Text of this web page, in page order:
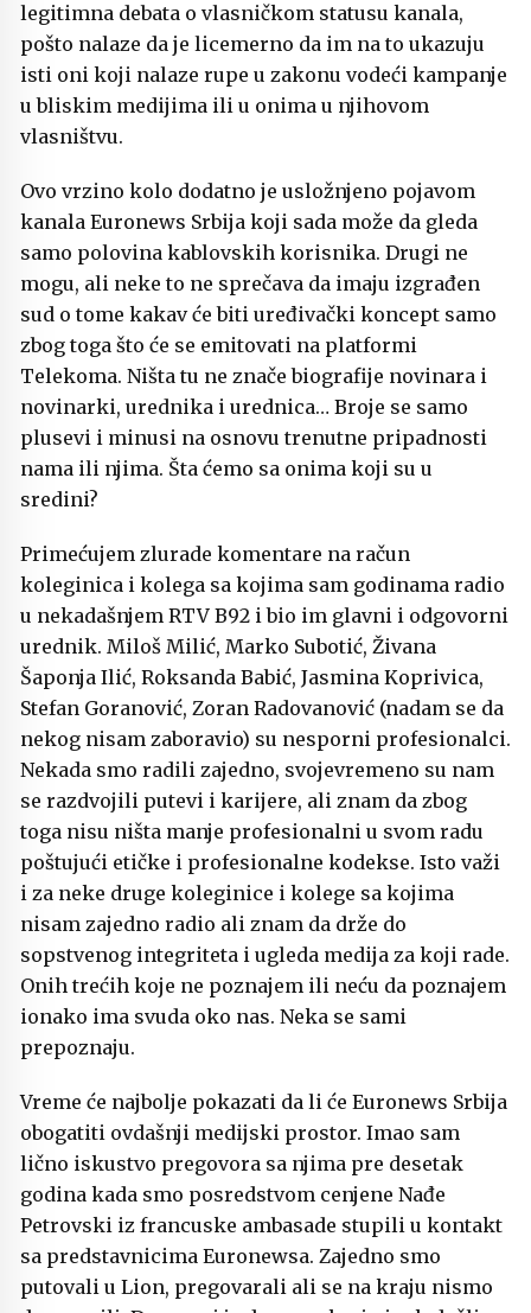
legitimna debata o vlasničkom statusu kanala,
pošto nalaze da je licemerno da im na to ukazuju
isti oni koji nalaze rupe u zakonu vodeći kampanje
u bliskim medijima ili u onima u njihovom
vlasništvu.
Ovo vrzino kolo dodatno je usložnjeno pojavom
kanala Euronews Srbija koji sada može da gleda
samo polovina kablovskih korisnika. Drugi ne
mogu, ali neke to ne sprečava da imaju izgrađen
sud o tome kakav će biti uređivački koncept samo
zbog toga što će se emitovati na platformi
Telekoma. Ništa tu ne znače biografije novinara i
novinarki, urednika i urednica… Broje se samo
plusevi i minusi na osnovu trenutne pripadnosti
nama ili njima. Šta ćemo sa onima koji su u
sredini?
Primećujem zlurade komentare na račun
koleginica i kolega sa kojima sam godinama radio
u nekadašnjem RTV B92 i bio im glavni i odgovorni
urednik. Miloš Milić, Marko Subotić, Živana
Šaponja Ilić, Roksanda Babić, Jasmina Koprivica,
Stefan Goranović, Zoran Radovanović (nadam se da
nekog nisam zaboravio) su nesporni profesionalci.
Nekada smo radili zajedno, svojevremeno su nam
se razdvojili putevi i karijere, ali znam da zbog
toga nisu ništa manje profesionalni u svom radu
poštujući etičke i profesionalne kodekse. Isto važi
i za neke druge koleginice i kolege sa kojima
nisam zajedno radio ali znam da drže do
sopstvenog integriteta i ugleda medija za koji rade.
Onih trećih koje ne poznajem ili neću da poznajem
ionako ima svuda oko nas. Neka se sami
prepoznaju.
Vreme će najbolje pokazati da li će Euronews Srbija
obogatiti ovdašnji medijski prostor. Imao sam
lično iskustvo pregovora sa njima pre desetak
godina kada smo posredstvom cenjene Nađe
Petrovski iz francuske ambasade stupili u kontakt
sa predstavnicima Euronewsa. Zajedno smo
putovali u Lion, pregovarali ali se na kraju nismo